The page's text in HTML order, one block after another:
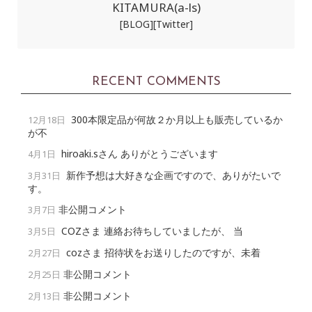
KITAMURA(a-ls)
[BLOG][Twitter]
RECENT COMMENTS
12月18日
300本限定品が何故２か月以上も販売しているか
が不
4月1日 hiroaki.sさん ありがとうございます
3月31日
新作予想は大好きな企画ですので、ありがたいで
す。
3月7日 非公開コメント
3月5日 COZさま 連絡お待ちしていましたが、 当
2月27日 cozさま 招待状をお送りしたのですが、未着
2月25日 非公開コメント
2月13日 非公開コメント